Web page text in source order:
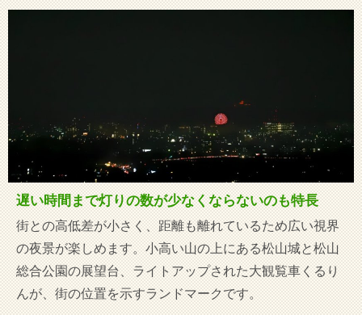
遅い時間まで灯りの数が少なくならないのも特長
街との高低差が小さく、距離も離れているため広い視界
の夜景が楽しめます。小高い山の上にある松山城と松山
総合公園の展望台、ライトアップされた大観覧車くるり
んが、街の位置を示すランドマークです。